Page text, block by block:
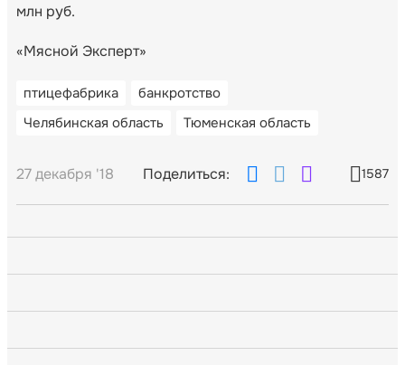
млн руб.
«Мясной Эксперт»
птицефабрика
банкротство
Челябинская область
Тюменская область
27 декабря '18 Поделиться: 1587